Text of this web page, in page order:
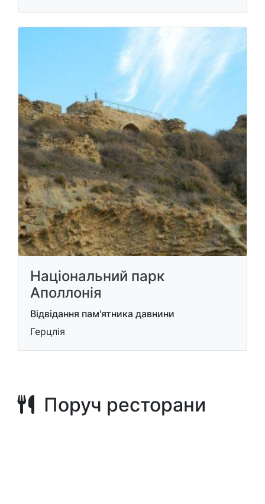
Національний парк
Аполлонія
Відвідання пам'ятника давнини
Герцлія
Поруч ресторани